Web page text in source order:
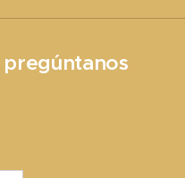
pregúntanos